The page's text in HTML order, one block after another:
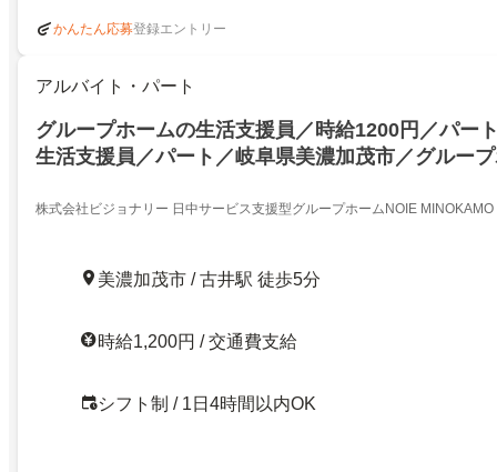
かんたん応募登録エントリー
アルバイト・パート
グループホームの生活支援員／時給1200円／パー
生活支援員／パート／岐阜県美濃加茂市／グルー
ク歓迎
株式会社ビジョナリー 日中サービス支援型グループホームNOIE MINOKAMO
美濃加茂市 / 古井駅 徒歩5分
時給1,200円 / 交通費支給
シフト制 / 1日4時間以内OK